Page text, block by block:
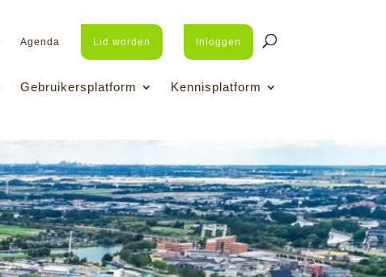
Agenda Lid worden Inloggen
Gebruikersplatform Kennisplatform